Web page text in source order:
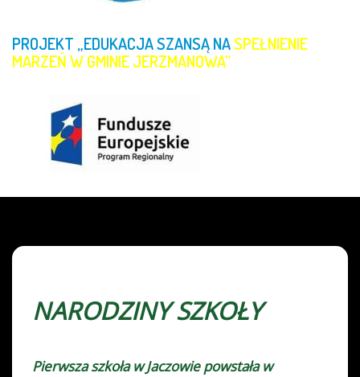
PROJEKT „EDUKACJASZANSĄNASPEŁNIENIE
MARZEŃWGMINIEJERZMANOWA”
NARODZINY SZKOŁY
Pierwsza szkoła w Jaczowie powstała w